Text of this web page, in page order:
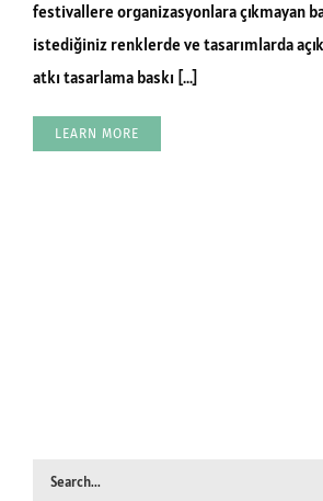
festivallere organizasyonlara çıkmayan
istediğiniz renklerde ve tasarımlarda
atkı tasarlama baskı [...]
LEARN MORE
Search